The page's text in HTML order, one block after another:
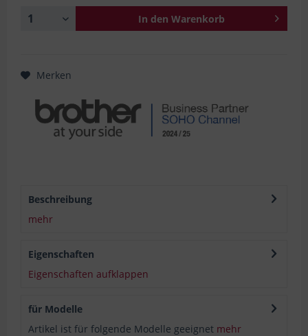
In den Warenkorb
Merken
Beschreibung
mehr
Eigenschaften
Eigenschaften aufklappen
für Modelle
Artikel ist für folgende Modelle geeignet mehr